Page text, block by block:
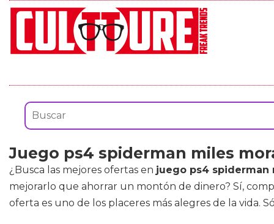
Juego ps4 spiderman miles
¿Busca las mejores ofertas en juego ps4 spiderman
mejorarlo que ahorrar un montón de dinero? Sí,
oferta es uno de los placeres más alegres de la vida.